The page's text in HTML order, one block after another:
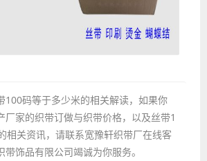
100码等于多少米的相关解读，如果你
厂家的织带订做与织带价格，以及丝带1
相关资讯，请联系宽豫轩织带厂在线客
饰品有限公司竭诚为你服务。